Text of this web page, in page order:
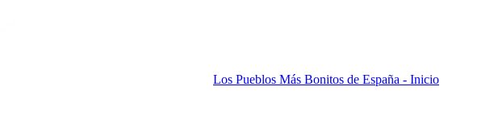
Los Pueblos Más Bonitos de España - Inicio